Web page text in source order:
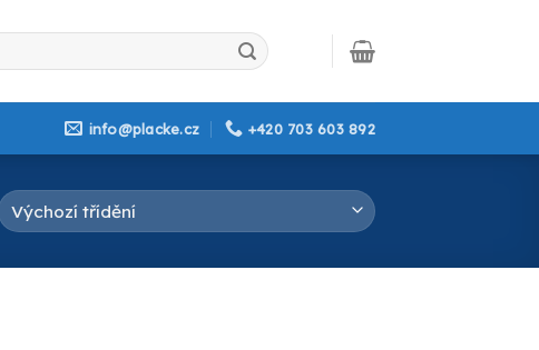
info@placke.cz +420 703 603 892